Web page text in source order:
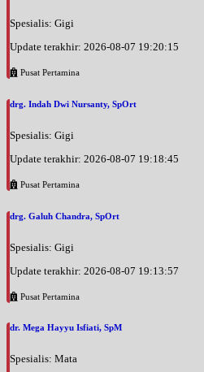
Spesialis: Gigi
Update terakhir: 2026-08-07 19:20:15
Pusat Pertamina
drg. Indah Dwi Nursanty, SpOrt
Spesialis: Gigi
Update terakhir: 2026-08-07 19:18:45
Pusat Pertamina
drg. Galuh Chandra, SpOrt
Spesialis: Gigi
Update terakhir: 2026-08-07 19:13:57
Pusat Pertamina
dr. Mega Hayyu Isfiati, SpM
Spesialis: Mata